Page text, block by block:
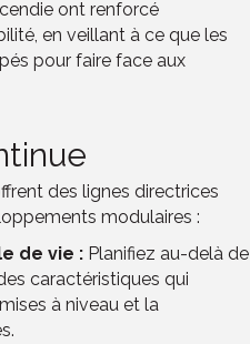
ont renforcé
en veillant à ce que les
pour faire face aux
des lignes directrices
modulaires :
de vie : Planifiez au-delà de
caractéristiques qui
à niveau et la